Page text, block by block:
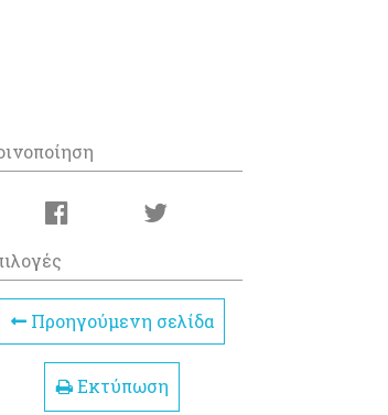
Προηγούμενη σελίδα
Εκτύπωση